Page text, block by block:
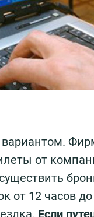
от
от 12 часов